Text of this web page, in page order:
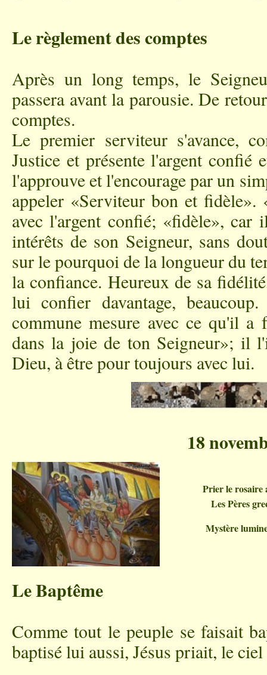
Le règlement des comptes
Après un long temps, le
passera avant la parousie. De
comptes.
Le premier serviteur s'avance,
Justice et présente l'argent confié
l'approuve et l'encourage par un
appeler «Serviteur bon et
avec l'argent confié; «fidèle», car
intérêts de son Seigneur, sans
sur le pourquoi de la longueur du
la confiance. Heureux de sa
lui confier davantage,
commune mesure avec ce qu'il
dans la joie de ton Seigneur»; il
Dieu, à être pour toujours avec lui.
18
Prier le rosaire
Les Pères
Mystère
Le Baptême
Comme tout le peuple se faisait
baptisé lui aussi, Jésus priait, le